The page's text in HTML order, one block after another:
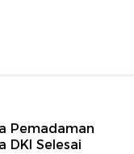
Pemadaman
DKI Selesai